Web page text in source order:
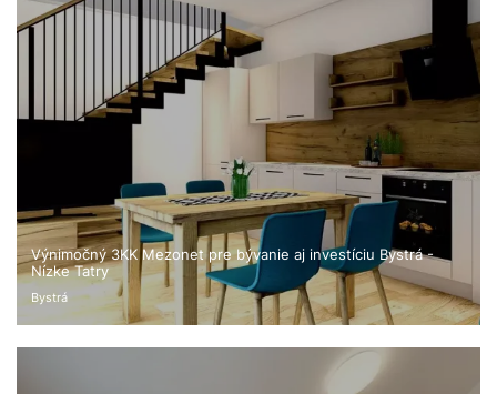
Výnimočný 3KK Mezonet pre bývanie aj investíciu Bystrá -
Nízke Tatry
Bystrá